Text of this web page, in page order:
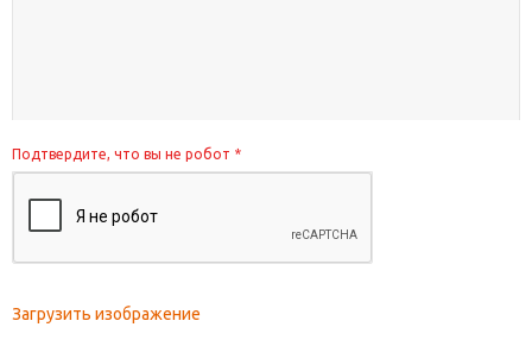
Подтвердите, что вы не робот *
Загрузить изображение